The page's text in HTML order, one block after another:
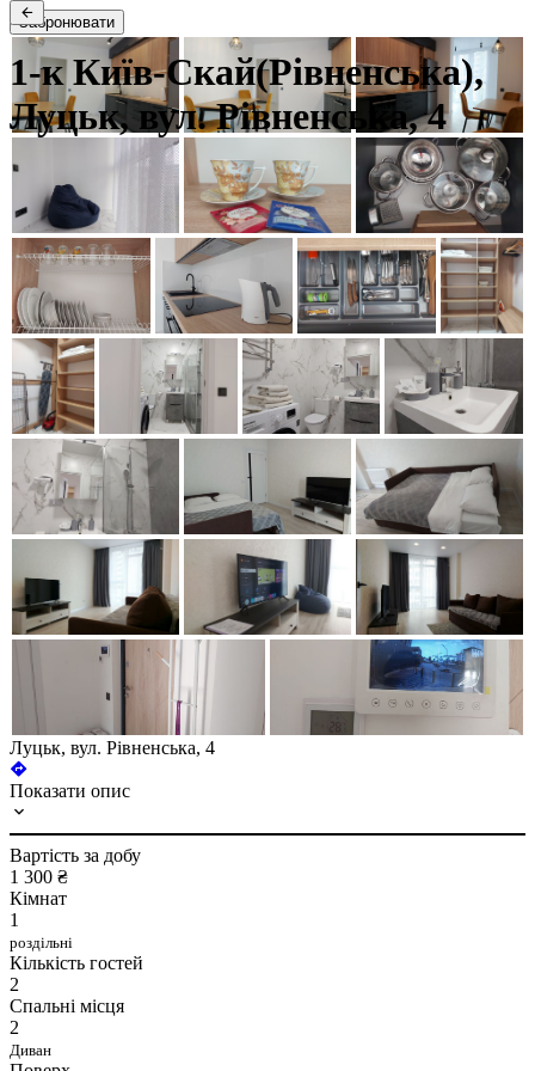
1-к Київ-Скай(Рівненська),
Луцьк, вул. Рівненська, 4
Забронювати
Луцьк, вул. Рівненська, 4
Показати опис
Вартість за добу
1 300 ₴
Кімнат
1
роздільні
Кількість гостей
2
Спальні місця
2
Диван